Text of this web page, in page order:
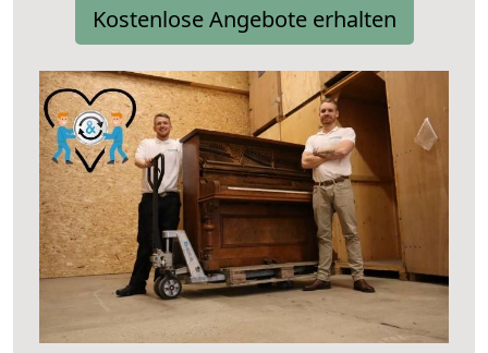
Kostenlose Angebote erhalten